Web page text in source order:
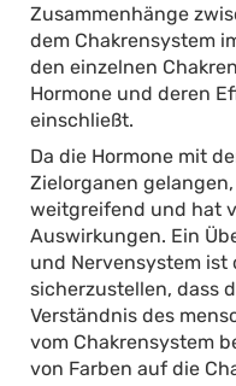
Zusammenhänge
dem Chakrensystem
den einzelnen
Hormone und deren
einschließt.
Da die Hormone mit
Zielorganen
weitgreifend und hat
Auswirkungen. Ein
und Nervensystem
sicherzustellen, dass
Verständnis des
vom Chakrensystem
von Farben auf die